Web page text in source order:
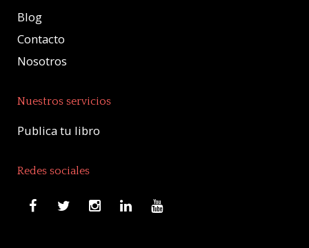
Blog
Contacto
Nosotros
Nuestros servicios
Publica tu libro
Redes sociales